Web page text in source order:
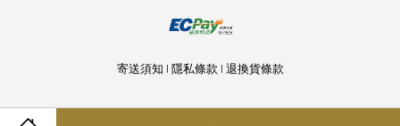
寄送須知 | 隱私條款 | 退換貨條款